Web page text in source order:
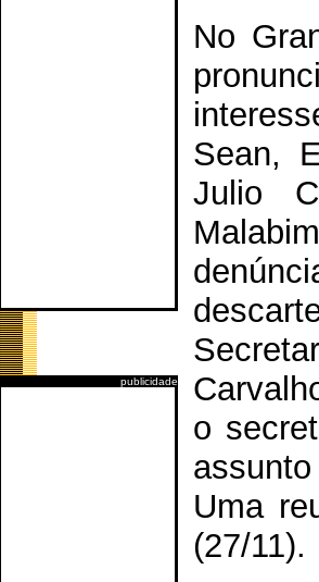
publicidade
No
Sean,
Julio
o
Uma
(27/11).